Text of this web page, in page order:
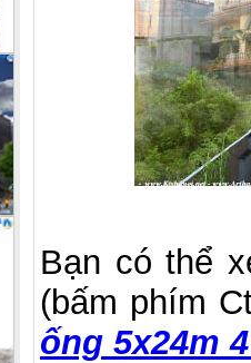
Bạn có thể
(bấm phím
ống 5x24m